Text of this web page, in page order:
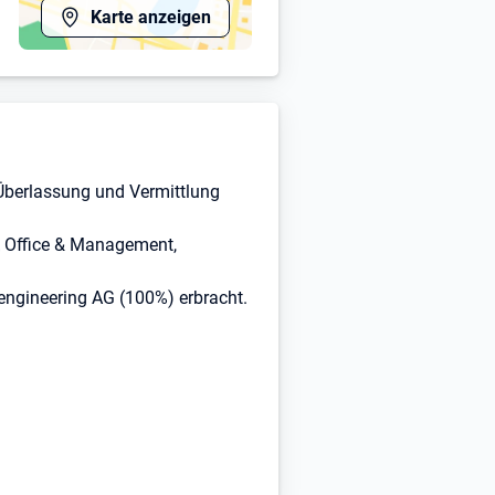
Karte anzeigen
und Vermittlung
& Management,
AG (100%) erbracht.